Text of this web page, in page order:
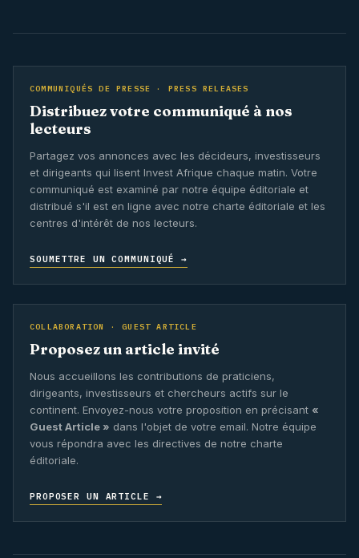
COMMUNIQUÉS DE PRESSE · PRESS RELEASES
Distribuez votre communiqué à nos
lecteurs
Partagez vos annonces avec les décideurs, investisseurs
et dirigeants qui lisent Invest Afrique chaque matin. Votre
communiqué est examiné par notre équipe éditoriale et
distribué s'il est en ligne avec notre charte éditoriale et les
centres d'intérêt de nos lecteurs.
SOUMETTRE UN COMMUNIQUÉ →
COLLABORATION · GUEST ARTICLE
Proposez un article invité
Nous accueillons les contributions de praticiens,
dirigeants, investisseurs et chercheurs actifs sur le
continent. Envoyez-nous votre proposition en précisant «
Guest Article » dans l'objet de votre email. Notre équipe
vous répondra avec les directives de notre charte
éditoriale.
PROPOSER UN ARTICLE →